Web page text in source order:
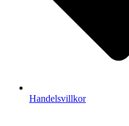
Handelsvillkor